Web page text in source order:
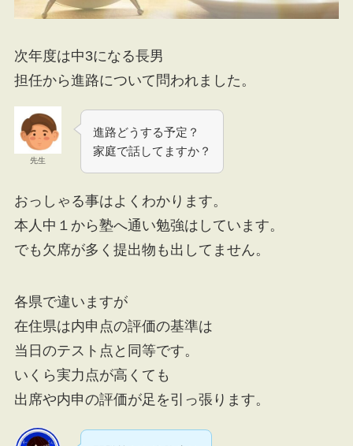
次年度は中3になる長男
担任から進路について問われました。
先生
進路どうする予定？
家庭で話してますか？
おっしゃる事はよくわかります。
本人中１から塾へ通い勉強はしています。
でも欠席が多く提出物も出してません。
各県で違いますが
在住県は内申点の評価の基準は
当日のテスト点と同等です。
いくら実力点が高くても
出席や内申の評価が足を引っ張ります。